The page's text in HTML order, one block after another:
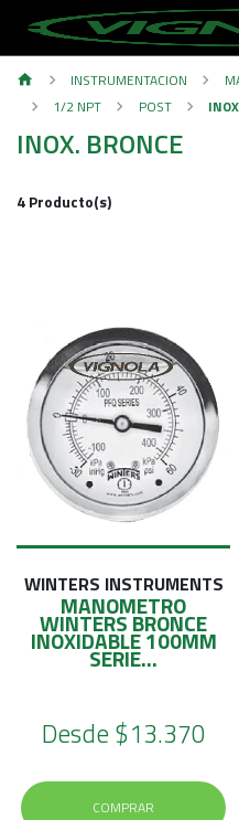
INSTRUMENTACION
1/2 NPT
POST
INOX. BRONCE
4 Producto(s)
WINTERS INSTRUMENTS
MANOMETRO
WINTERS BRONCE
INOXIDABLE 100MM
SERIE...
Desde$13.370
COMPRAR